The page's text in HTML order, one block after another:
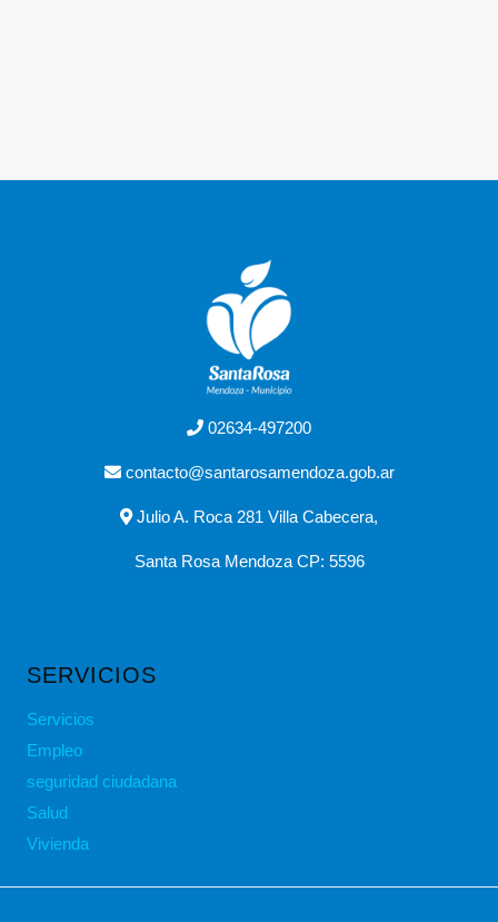
02634-497200
contacto@santarosamendoza.gob.ar
Julio A. Roca 281 Villa Cabecera,
Santa Rosa Mendoza CP: 5596
SERVICIOS
Servicios
Empleo
seguridad ciudadana
Salud
Vivienda